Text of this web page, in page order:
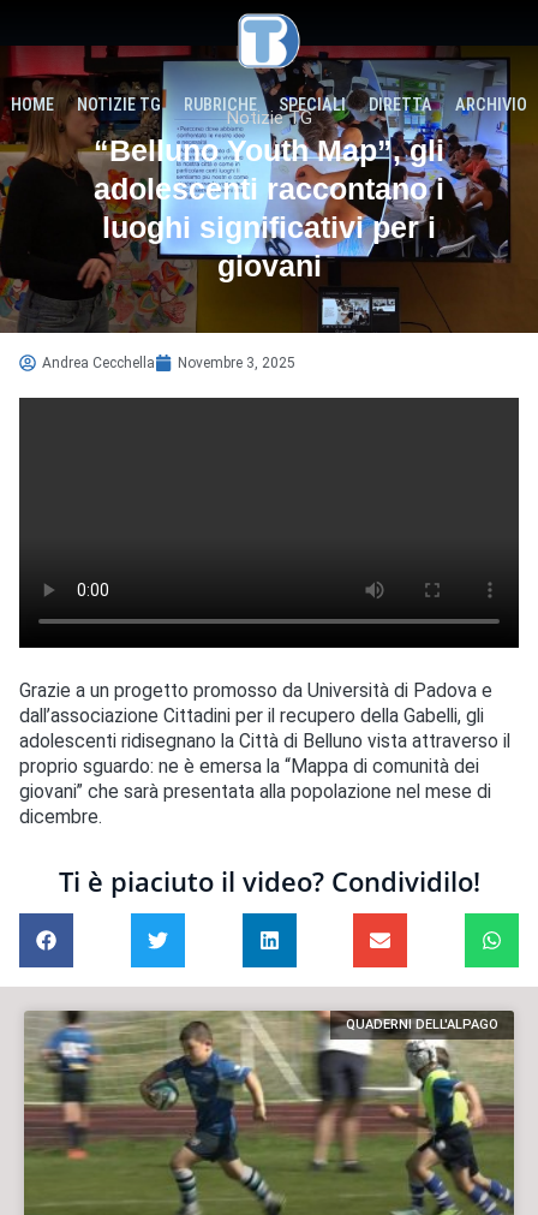
HOME NOTIZIE TG RUBRICHE SPECIALI DIRETTA ARCHIVIO
Notizie TG
“Belluno Youth Map”, gli
adolescenti raccontano i
luoghi significativi per i
giovani
Andrea Cecchella Novembre 3, 2025
Grazie a un progetto promosso da Università di Padova e
dall’associazione Cittadini per il recupero della Gabelli, gli
adolescenti ridisegnano la Città di Belluno vista attraverso il
proprio sguardo: ne è emersa la “Mappa di comunità dei
giovani” che sarà presentata alla popolazione nel mese di
dicembre.
Ti è piaciuto il video? Condividilo!
QUADERNI DELL'ALPAGO